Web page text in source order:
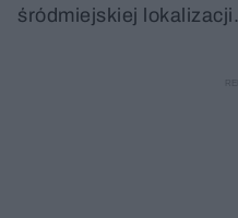
śródmiejskiej lokalizacji.